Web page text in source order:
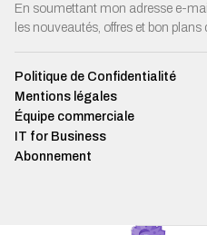
En soumettant mon adresse e-
les nouveautés, offres et bon plans
Politique de Confidentialité
Mentions légales
Équipe commerciale
IT for Business
Abonnement